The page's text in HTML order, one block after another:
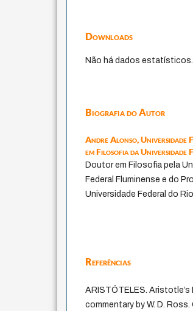
Downloads
Não há dados estatísticos.
Biografia do Autor
André Alonso,Universidade
em Filosofia da Universidade
Doutor em Filosofia pela
Federal Fluminense e do
Universidade Federal do
Referências
ARISTÓTELES.
commentary by W. D.